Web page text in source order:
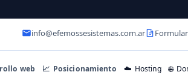
info@efemossesistemas.com.ar
web 📈 Posicionamiento ☁️ Hosting 🌐